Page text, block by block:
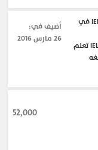
أضيف في:
26 مارس 2016
مقطع فيديو من IELTS Preparation Course – Aldarayn في
IELTS Preparation Course|Aldarayn Academy| lecture 1 تعلم
52,000